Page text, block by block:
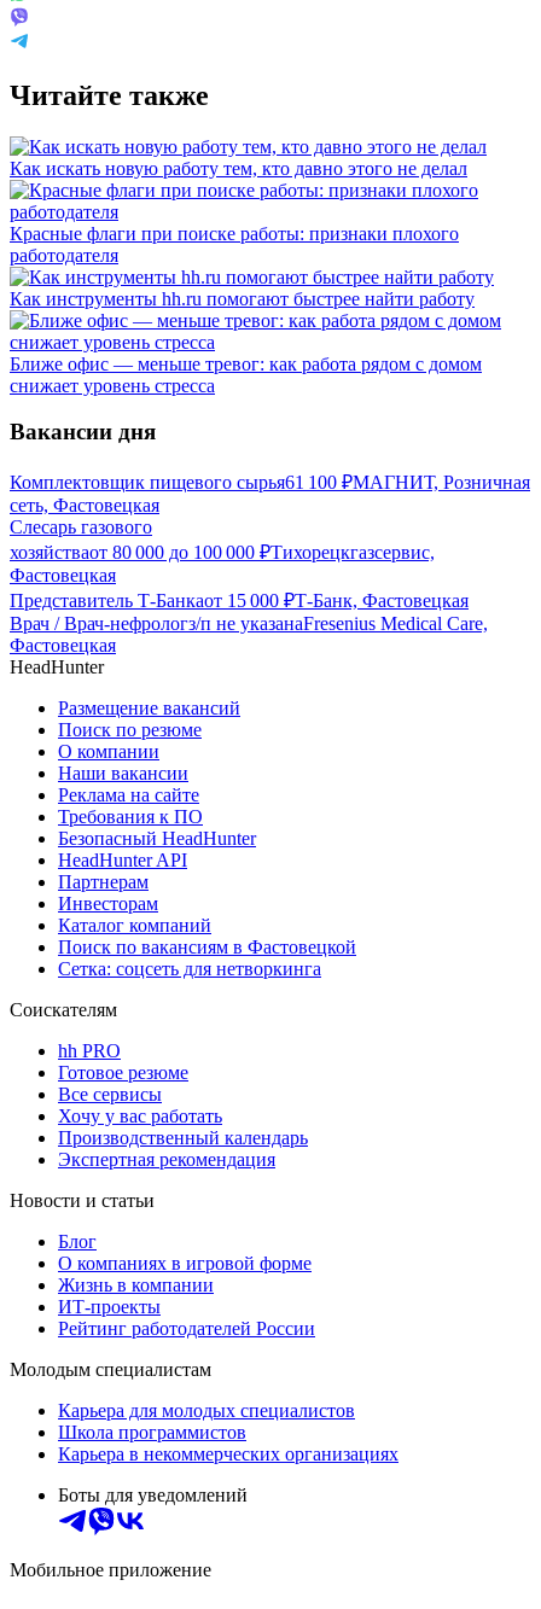
Читайте также
Как искать новую работу тем, кто давно этого не делал
Красные флаги при поиске работы: признаки плохого
работодателя
Как инструменты hh.ru помогают быстрее найти работу
Ближе офис — меньше тревог: как работа рядом с домом
снижает уровень стресса
Вакансии дня
Комплектовщик пищевого сырья61 100 ₽МАГНИТ, Розничная
сеть, Фастовецкая
Слесарь газового
хозяйстваот 80 000 до 100 000 ₽Тихорецкгазсервис,
Фастовецкая
Представитель Т-Банкаот 15 000 ₽Т-Банк, Фастовецкая
Врач / Врач-нефрологз/п не указанаFresenius Medical Care,
Фастовецкая
HeadHunter
Размещение вакансий
Поиск по резюме
О компании
Наши вакансии
Реклама на сайте
Требования к ПО
Безопасный HeadHunter
HeadHunter API
Партнерам
Инвесторам
Каталог компаний
Поиск по вакансиям в Фастовецкой
Сетка: соцсеть для нетворкинга
Соискателям
hh PRO
Готовое резюме
Все сервисы
Хочу у вас работать
Производственный календарь
Экспертная рекомендация
Новости и статьи
Блог
О компаниях в игровой форме
Жизнь в компании
ИТ-проекты
Рейтинг работодателей России
Молодым специалистам
Карьера для молодых специалистов
Школа программистов
Карьера в некоммерческих организациях
Боты для уведомлений
Мобильное приложение